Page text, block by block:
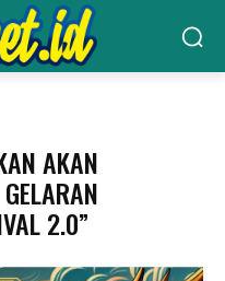
AKAN
2.0”